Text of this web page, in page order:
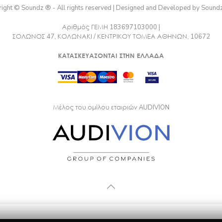
© Soundz ® - All rights reserved | Designed and Developed by
Αριθμός ΓΕΜΗ 183697103000 |
ΣΟΛΩΝΟΣ 47, ΚΟΛΩΝΑΚΙ / ΚΕΝΤΡΙΚΟΥ ΤΟΜΕΑ ΑΘΗΝΩΝ, 10672
ΚΑΤΑΣΚΕΥΑΖΟΝΤΑΙ ΣΤΗΝ ΕΛΛΑΔΑ
Μέλος του ομίλου εταιριών AUDIVION